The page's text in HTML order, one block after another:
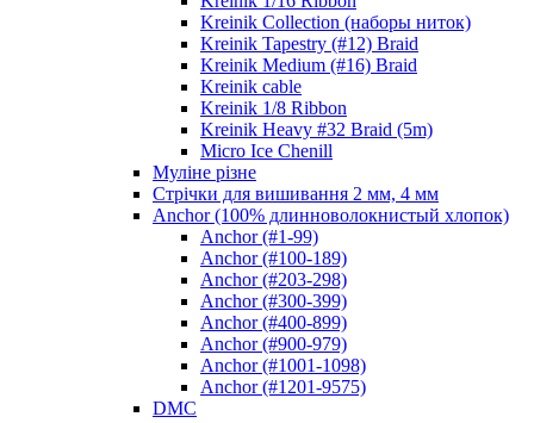
Kreinik Collection (наборы ниток)
Kreinik Tapestry (#12) Braid
Kreinik Medium (#16) Braid
Kreinik cable
Kreinik 1/8 Ribbon
Kreinik Heavy #32 Braid (5m)
Micro Ice Chenill
Муліне різне
Стрічки для вишивання 2 мм, 4 мм
Anchor (100% длинноволокнистый хлопок)
Anchor (#1-99)
Anchor (#100-189)
Anchor (#203-298)
Anchor (#300-399)
Anchor (#400-899)
Anchor (#900-979)
Anchor (#1001-1098)
Anchor (#1201-9575)
DMC